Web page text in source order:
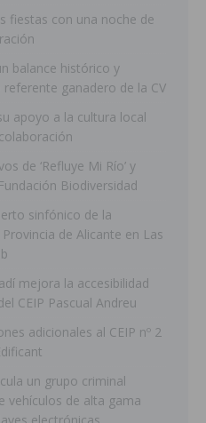
fiestas con una noche de
balance histórico y
ganadero de la CV
apoyo a la cultura local
de ‘Refluye Mi Río’ y
Biodiversidad
sinfónico de la
de Alicante en Las
mejora la accesibilidad
CEIP Pascual Andreu
adicionales al CEIP nº 2
un grupo criminal
vehículos de alta gama